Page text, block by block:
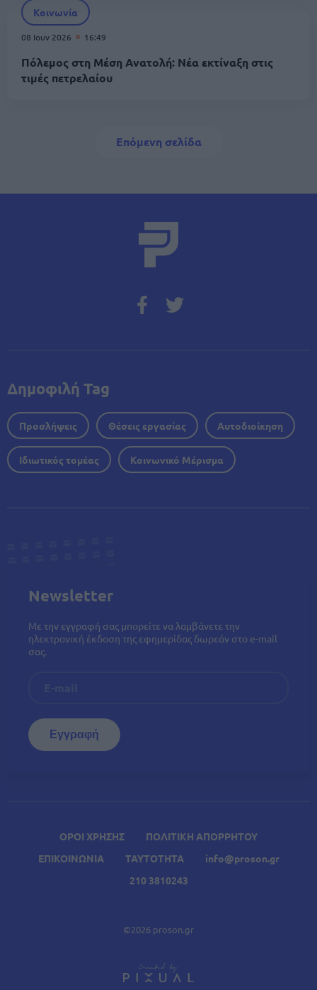
Κοινωνία
08 Ιουν 2026 16:49
Πόλεμος στη Μέση Ανατολή: Νέα εκτίναξη στις
τιμές πετρελαίου
Next page
Επόμενη σελίδα
ΟΡΟΙ ΧΡΗΣΗΣ
ΠΟΛΙΤΙΚΗ ΑΠΟΡΡΗΤΟΥ
ΕΠΙΚΟΙΝΩΝΙΑ
ΤΑΥΤΟΤΗΤΑ
info@proson.gr
210 3810243
©2026 proson.gr
Δημοφιλή Tag
Προσλήψεις Θέσεις εργασίας Αυτοδιοίκηση
Ιδιωτικός τομέας Κοινωνικό Μέρισμα
Newsletter
Με την εγγραφή σας μπορείτε να λαμβάνετε την
ηλεκτρονική έκδοση της εφημερίδας δωρεάν στο e-mail
σας.